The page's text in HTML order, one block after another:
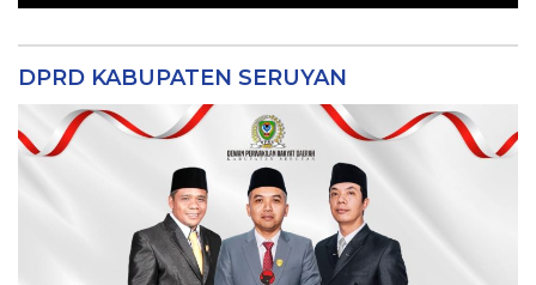
DPRD KABUPATEN SERUYAN